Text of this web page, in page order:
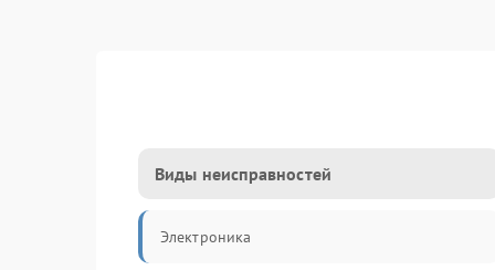
Виды неисправностей
Электроника